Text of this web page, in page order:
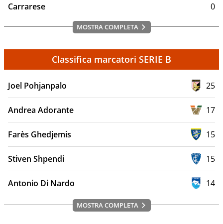
Carrarese
0
MOSTRA COMPLETA
Classifica marcatori SERIE B
Joel Pohjanpalo 25
Andrea Adorante 17
Farès Ghedjemis 15
Stiven Shpendi 15
Antonio Di Nardo 14
MOSTRA COMPLETA